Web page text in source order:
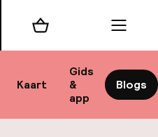
Kaart
Gids
&
app
Blogs
Winkelmand Menu